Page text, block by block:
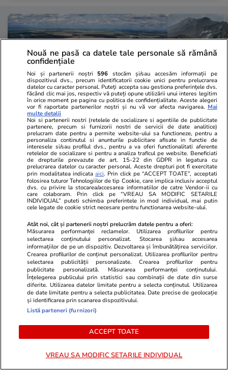
Vacanțe și Cultură 20:08
Proiect gigant la granița cu
România: Serbia construiește
autostrada A9 spre Timișoara și
un punct vamal comun la
Moravița
Vacanțe și
Camping
destinații cu
direct la
Horoscop 24 iul.
Horoscop 25 iulie 2026.
Balanțele pot descoperi că au
resurse nebănuite, când au
impresia că nu vor mai scăpa de
probleme
Nouă ne pasă ca datele tale personale să rămână
confidențiale
Noi și partenerii noștri 596 stocăm și/sau accesăm informații pe
dispozitivul dvs., precum identificatorii cookie unici pentru prelucrarea
datelor cu caracter personal. Puteți accepta sau gestiona preferințele dvs.
făcând clic mai jos, respectiv vă puteți opune utilizării unui interes legitim
în orice moment pe pagina cu politica de confidențialitate. Aceste alegeri
vor fi raportate partenerilor noștri și nu vă vor afecta navigarea. Mai
multe detalii
Noi si partenerii nostri (retelele de socializare si agentiile de publicitate
partenere, precum si furnizorii nostri de servicii de date analitice)
prelucram date pentru a permite website-ului sa functioneze, pentru a
personaliza continutul si anunturile publicitare afisate in functie de
interesele si/sau profilul dvs., pentru a va oferi functionalitati aferente
retelelor de socializare si pentru a analiza traficul pe website. Beneficiati
de drepturile prevazute de art. 15-22 din GDPR in legatura cu
prelucrarea datelor cu caracter personal. Aceste drepturi pot fi exercitate
prin modalitatea indicataaici. Prin click pe “ACCEPT TOATE”, acceptati
folosirea tuturor Tehnologiilor de tip Cookie, care implica inclusiv acceptul
dvs. cu privire la stocarea/accesarea informatiilor de catre Vendor-ii cu
care colaboram. Prin click pe “VREAU SA MODIFIC SETARILE
INDIVIDUAL” puteti schimba preferintele in mod individual, mai putin
cele legate de cookie strict necesare pentru functionarea website-ului.
Atât noi, cât și partenerii noștri prelucrăm datele pentru a oferi:
Măsurarea performanței reclamelor. Utilizarea profilurilor pentru
selectarea conținutului personalizat. Stocarea și/sau accesarea
informațiilor de pe un dispozitiv. Dezvoltarea și îmbunătățirea serviciilor.
Crearea profilurilor de conținut personalizat. Utilizarea profilurilor pentru
selectarea publicității personalizate. Crearea profilurilor pentru
publicitate personalizată. Măsurarea performanței conținutului.
Înțelegerea publicului prin statistici sau combinații de date din surse
diferite. Utilizarea datelor limitate pentru a selecta conținutul. Utilizarea
de date limitate pentru a selecta publicitatea. Date precise de geolocație
și identificarea prin scanarea dispozitivului.
Listă parteneri (furnizori)
ACCEPT TOATE
VREAU SA MODIFIC SETARILE INDIVIDUAL